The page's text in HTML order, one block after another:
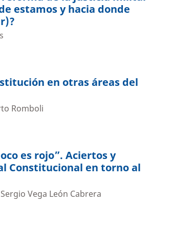
estamos y hacia donde
en otras áreas del
Romboli
es rojo”. Aciertos y
Constitucional en torno al
Vega León Cabrera